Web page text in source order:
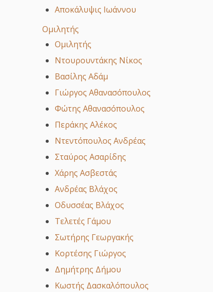
Αποκάλυψις Ιωάννου
Ομιλητής
Ομιλητής
Ντουρουντάκης Νίκος
Βασίλης Αδάμ
Γιώργος Αθανασόπουλος
Φώτης Αθανασόπουλος
Περάκης Αλέκος
Ντεντόπουλος Ανδρέας
Σταύρος Ασαρίδης
Χάρης Ασβεστάς
Ανδρέας Βλάχος
Οδυσσέας Βλάχος
Τελετές Γάμου
Σωτήρης Γεωργακής
Κορτέσης Γιώργος
Δημήτρης Δήμου
Κωστής Δασκαλόπουλος